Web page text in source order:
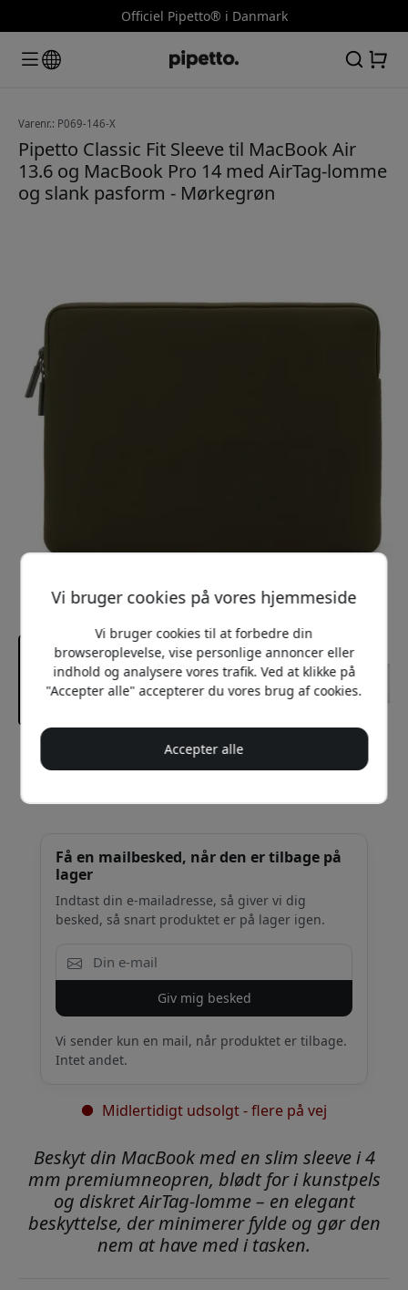
Officiel Pipetto® i Danmark
Varenr.: P069-146-X
Pipetto Classic Fit Sleeve til MacBook Air
13.6 og MacBook Pro 14 med AirTag-lomme
og slank pasform - Mørkegrøn
Anbefalet pris
Få en mailbesked, når den er tilbage på
lager
Indtast din e-mailadresse, så giver vi dig
besked, så snart produktet er på lager igen.
Giv mig besked
Vi sender kun en mail, når produktet er tilbage.
Intet andet.
Midlertidigt udsolgt - flere på vej
Beskyt din MacBook med en slim sleeve i 4
mm premiumneopren, blødt for i kunstpels
og diskret AirTag-lomme – en elegant
beskyttelse, der minimerer fylde og gør den
nem at have med i tasken.
Vi bruger cookies på vores hjemmeside
Vi bruger cookies til at forbedre din
browseroplevelse, vise personlige annoncer eller
indhold og analysere vores trafik. Ved at klikke på
"Accepter alle" accepterer du vores brug af cookies.
Accepter alle